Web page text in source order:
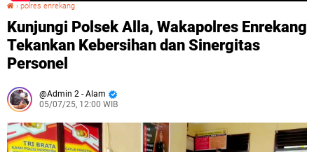
› polres enrekang
Kunjungi Polsek Alla, Wakapolres Enrekang
Tekankan Kebersihan dan Sinergitas
Personel
Admin 2 - Alam
05/07/25, 12:00 WIB